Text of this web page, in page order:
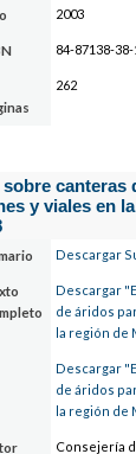
2003
84-87138-38-
262
canteras
y viales en
Descargar
Descargar
de áridos
la región de
Descargar
de áridos
la región de
Consejería